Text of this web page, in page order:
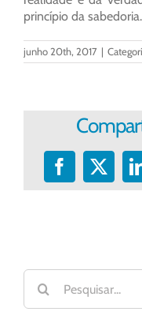
princípio da
junho 20th, 2017 |
Facebook
X
Buscar
resultados
para: